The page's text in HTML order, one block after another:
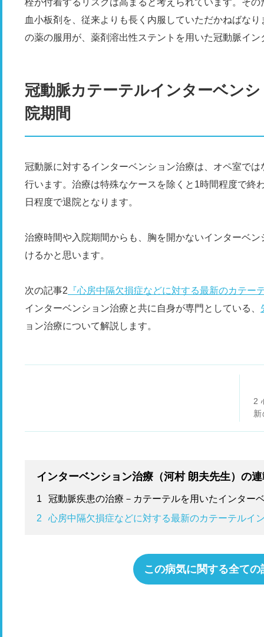
血小板剤を、従来よりも長く内服していただかねばな
の薬の服用が、薬剤溶出性ステントを用いた冠動脈イ
冠動脈カテーテルインターベン
院期間
冠動脈に対するインターベンション治療は、オペ室で
行います。治療は特殊なケースを除くと1時間程度で終
日程度で退院となります。
治療時間や入院期間からも、胸を開かないインターベ
けるかと思います。
次の記事2 『心房中隔欠損症などに対する最新のカテー
インターベンション治療と共に自身が専門としている、
ョン治療について解説します。
2
インターベンション治療（河村 朗夫先生）の
1
冠動脈疾患の治療－カテーテルを用いたインター
2
心房中隔欠損症などに対する最新のカテーテルイ
この病気に関する全て